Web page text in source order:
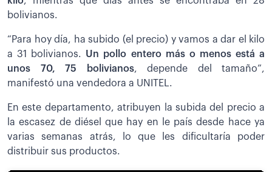
bolivianos.
“Para hoy día, ha subido (el precio) y vamos a dar el kilo
a 31 bolivianos. Un pollo entero más o menos está a
unos 70, 75 bolivianos, depende del tamaño”,
manifestó una vendedora a UNITEL.
En este departamento, atribuyen la subida del precio a
la escasez de diésel que hay en le país desde hace ya
varias semanas atrás, lo que les dificultaría poder
distribuir sus productos.